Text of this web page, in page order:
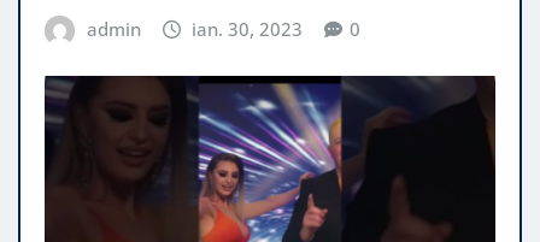
admin ian. 30, 2023 0